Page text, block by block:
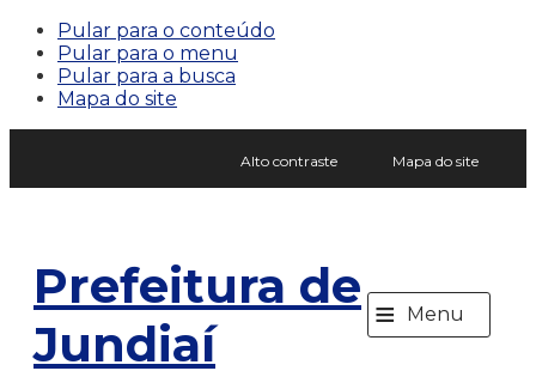
Pular para o conteúdo
Pular para o menu
Pular para a busca
Mapa do site
Alto contraste Mapa do site
Prefeitura de
Jundiaí
≡ Menu